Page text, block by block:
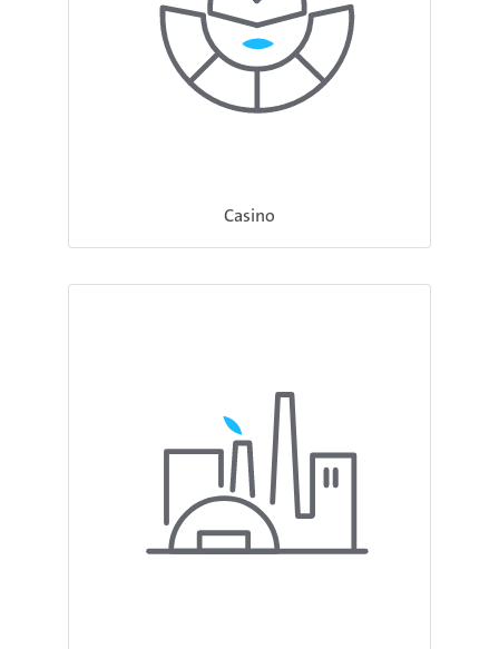
Casino